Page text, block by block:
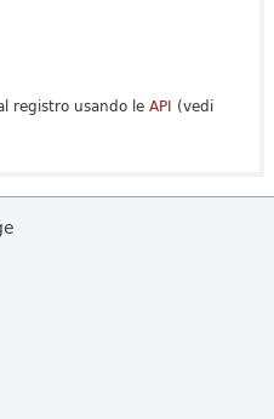
registro usando le API (vedi